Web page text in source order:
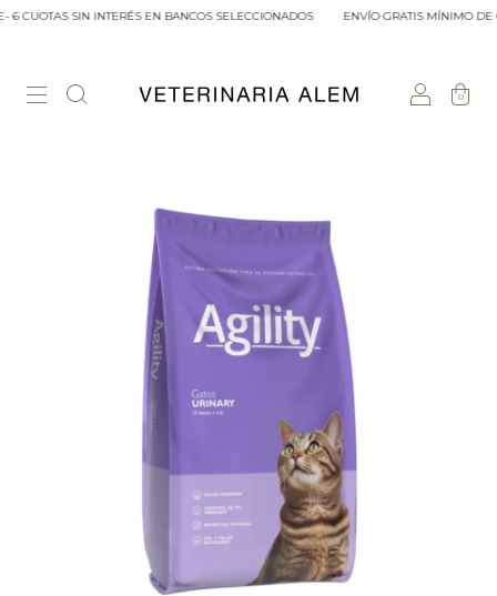
SIN INTERÉS EN BANCOS SELECCIONADOS ENVÍO GRATIS MÍNIMO DE
0